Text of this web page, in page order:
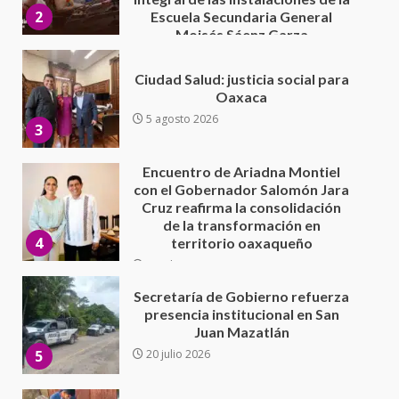
3
5 agosto 2026
4
con el Gobernador Salomón Jara
Cruz reafirma la consolidación
de la transformación en
5
Secretaría de Gobierno refuerza
presencia institucional en San
Juan Mazatlán
20 julio 2026
6
Sanciona Municipio de Oaxaca
de Juárez caso de maltrato
animal tras denuncia ciudadana
16 julio 2026